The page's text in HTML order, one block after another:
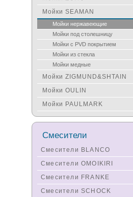
Мойки SEAMAN
Мойки нержавеющие
Мойки под столешницу
Мойки с PVD покрытием
Мойки из стекла
Мойки медные
Мойки ZIGMUND&SHTAIN
Мойки OULIN
Мойки PAULMARK
Смесители
Смесители BLANCO
Смесители OMOIKIRI
Смесители FRANKE
Смесители SCHOCK